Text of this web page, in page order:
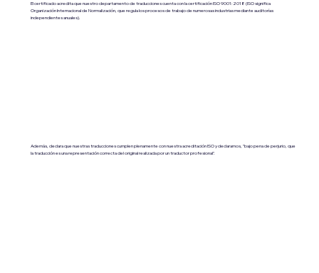
El certificado acredita que nuestro departamento de traducciones cuenta con la certificación ISO 9001:2018 (ISO significa
Organización Internacional de Normalización, que regula los procesos de trabajo de numerosas industrias mediante auditorías
independientes anuales).
Además, declara que nuestras traducciones cumplen plenamente con nuestra acreditación ISO y declaramos, "bajo pena de perjurio, que
la traducción es una representación correcta del original realizada por un traductor profesional".